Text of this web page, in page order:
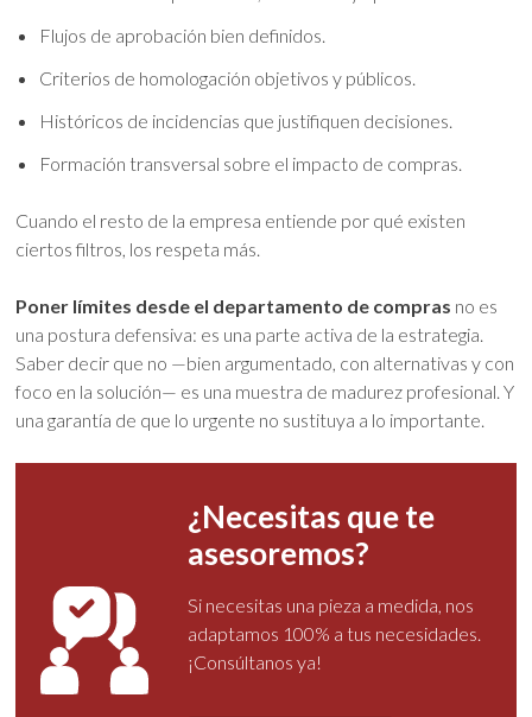
Flujos de aprobación bien definidos.
Criterios de homologación objetivos y públicos.
Históricos de incidencias que justifiquen decisiones.
Formación transversal sobre el impacto de compras.
Cuando el resto de la empresa entiende por qué existen
ciertos filtros, los respeta más.
Poner límites desde el departamento de compras no es
una postura defensiva: es una parte activa de la estrategia.
Saber decir que no —bien argumentado, con alternativas y con
foco en la solución— es una muestra de madurez profesional. Y
una garantía de que lo urgente no sustituya a lo importante.
¿Necesitas que te
asesoremos?
Si necesitas una pieza a medida, nos
adaptamos 100% a tus necesidades.
¡Consúltanos ya!